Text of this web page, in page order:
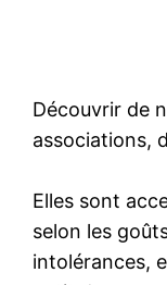
Découvrir de
associations,
Elles sont
selon les
intolérances,